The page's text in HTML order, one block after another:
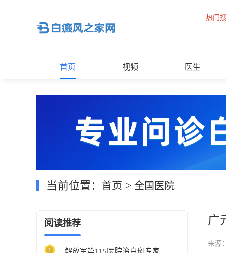
热门
首页 视频 医生
当前位置： 首页 > 全国医院
阅读推荐 广
来源：